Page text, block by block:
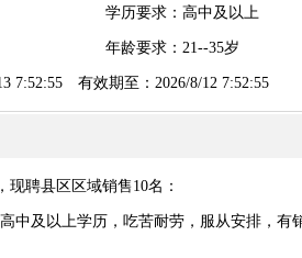
学历要求：高中及以上
年龄要求：21--35岁
7:52:55 有效期至：2026/8/12 7:52:55
现聘县区区域销售10名：
中及以上学历，吃苦耐劳，服从安排，